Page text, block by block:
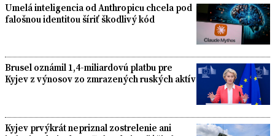
Umelá inteligencia od Anthropicu chcela pod
falošnou identitou šíriť škodlivý kód
Brusel oznámil 1,4-miliardovú platbu pre
Kyjev z výnosov zo zmrazených ruských aktív
Kyjev prvýkrát nepriznal zostrelenie ani